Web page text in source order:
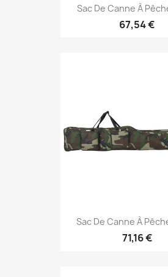
Sac De Canne À
67,54 €
Sac De Canne À
71,16 €